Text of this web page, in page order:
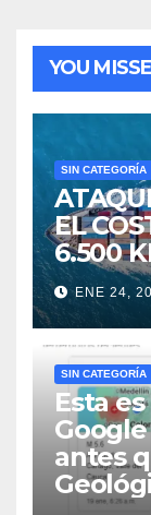
YOU
SIN CATEGORÍA
EL
6.500
ENE 24,
SIN CATEGORÍA
Esta
antes